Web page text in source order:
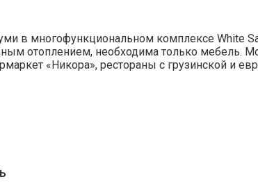
в многофункциональном комплексе White
отоплением, необходима только мебель.
«Никора», рестораны с грузинской и